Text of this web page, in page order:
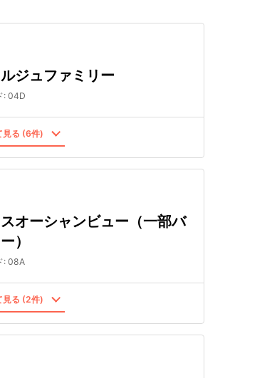
ジュファミリー
: 04D
見る (6件)
オーシャンビュー（一部バ
）
: 08A
見る (2件)